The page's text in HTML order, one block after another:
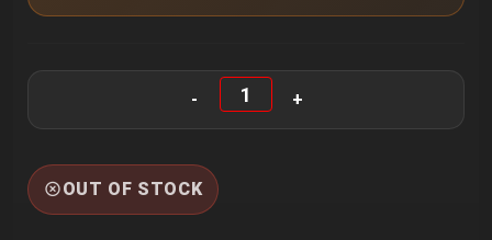
OUT OF STOCK